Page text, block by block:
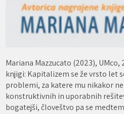
Mariana Mazzucato (2023), UMco,
knjigi: Kapitalizem se že vrsto let
problemi, za katere mu nikakor
konstruktivnih in uporabnih
bogatejši, človeštvo pa se